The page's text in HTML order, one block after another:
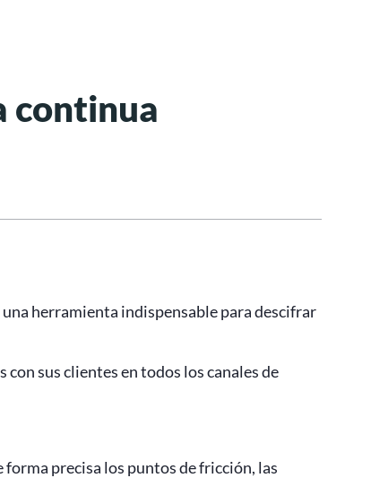
continua
una herramienta indispensable para descifrar
sus clientes en todos los canales de
precisa los puntos de fricción, las